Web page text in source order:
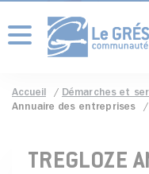
Menu
Accueil Démarches et
Annuaire des entreprises
TREGLOZE